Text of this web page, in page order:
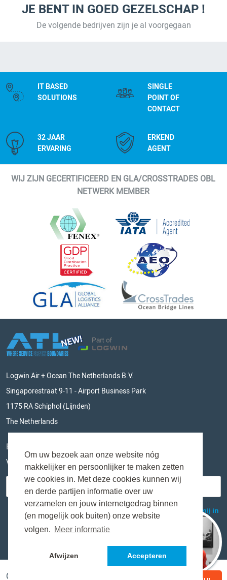
Om uw bezoek aan onze website nóg
makkelijker en persoonlijker te maken zetten
we cookies in. Met deze cookies kunnen wij
en derde partijen informatie over uw
verzamelen en jouw internetgedrag binnen
(en mogelijk ook buiten) onze website
volgen. Meer informatie
Afwijzen Accepteren
JE BENT IN GOED GEZELSCHAP !
De volgende bedrijven zijn je al voorgegaan
IT BASED
SOLUTIONS
SINGLE
POINT OF
CONTACT
32 JAAR
ERVARING
ERKEND
AGENT
WIJ ZIJN GECERTIFICEERD EN GLA/CROSSTRADES OBL
NETWERK MEMBER
Logwin Air + Ocean The Netherlands B.V.
Singaporestraat 9-11 - Airport Business Park
1175 RA Schiphol (Lijnden)
The Netherlands
BLIJF OP DE HOOGTE
Vul hieronder je e-mailadres in en mis niks meer!
Copyright © Logwin Air + Ocean The Netherlands B.V.